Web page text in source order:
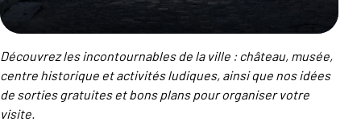
Découvrez les incontournables de la ville : château, musée,
centre historique et activités ludiques, ainsi que nos idées
de sorties gratuites et bons plans pour organiser votre
visite.